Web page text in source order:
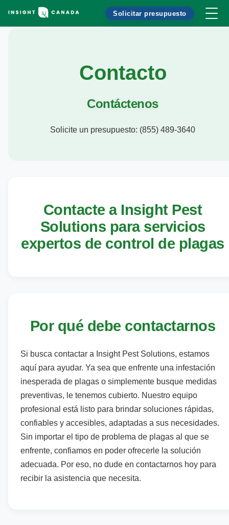
Solicitar presupuesto
Contacto
Contáctenos
Solicite un presupuesto: (855) 489-3640
Contacte a Insight Pest
Solutions para servicios
expertos de control de plagas
Por qué debe contactarnos
Si busca contactar a Insight Pest Solutions, estamos
aquí para ayudar. Ya sea que enfrente una infestación
inesperada de plagas o simplemente busque medidas
preventivas, le tenemos cubierto. Nuestro equipo
profesional está listo para brindar soluciones rápidas,
confiables y accesibles, adaptadas a sus necesidades.
Sin importar el tipo de problema de plagas al que se
enfrente, confiamos en poder ofrecerle la solución
adecuada. Por eso, no dude en contactarnos hoy para
recibir la asistencia que necesita.